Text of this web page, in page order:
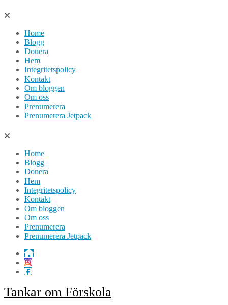
Hoppa
innehållHome
Blogg
Donera
Hem
Integritetspolicy
Kontakt
Om bloggen
Om oss
Prenumerera
Prenumerera Jetpack
Home
Blogg
Donera
Hem
Integritetspolicy
Kontakt
Om bloggen
Om oss
Prenumerera
Prenumerera Jetpack
Tankar om Förskola